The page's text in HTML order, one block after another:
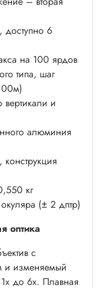
доступно 6
на 100 ярдов
типа, шаг
и
алюминия
кг
(± 2 дптр)
оптика
с
и изменяемый
до 6х. Плавная